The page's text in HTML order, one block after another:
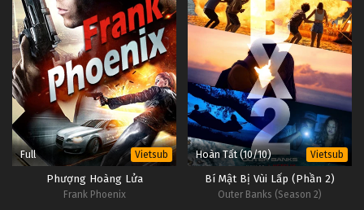
Full Vietsub
Phượng Hoàng Lửa
Frank Phoenix
Hoàn Tất (10/10) Vietsub
Bí Mật Bị Vùi Lấp (Phần 2)
Outer Banks (Season 2)